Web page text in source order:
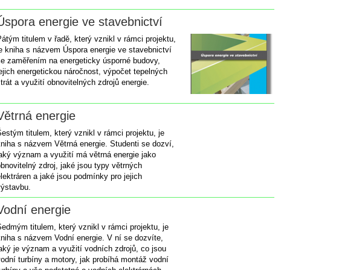
energie ve stavebnictví
titulem v řadě, který vznikl v rámci projektu,
kniha s názvem Úspora energie ve stavebnictví
zaměřením na energeticky úsporné budovy,
energetickou náročnost, výpočet tepelných
a využití obnovitelných zdrojů energie.
energie
titulem, který vznikl v rámci projektu, je
s názvem Větrná energie. Studenti se dozví,
význam a využití má větrná energie jako
zdroj, jaké jsou typy větrných
a jaké jsou podmínky pro jejich
energie
titulem, který vznikl v rámci projektu, je
s názvem Vodní energie. V ní se dozvíte,
je význam a využití vodních zdrojů, co jsou
turbíny a motory, jak probíhá montáž vodní